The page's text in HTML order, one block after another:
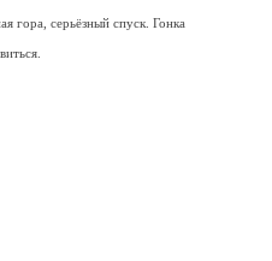
гора, серьёзный спуск. Гонка